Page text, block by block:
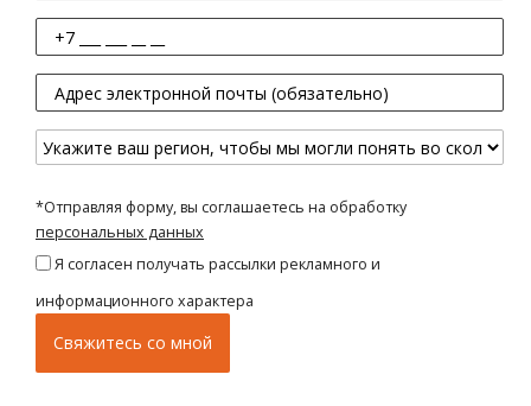
*Отправляя форму, вы соглашаетесь на обработку
персональных данных
Я согласен получать рассылки рекламного и
информационного характера